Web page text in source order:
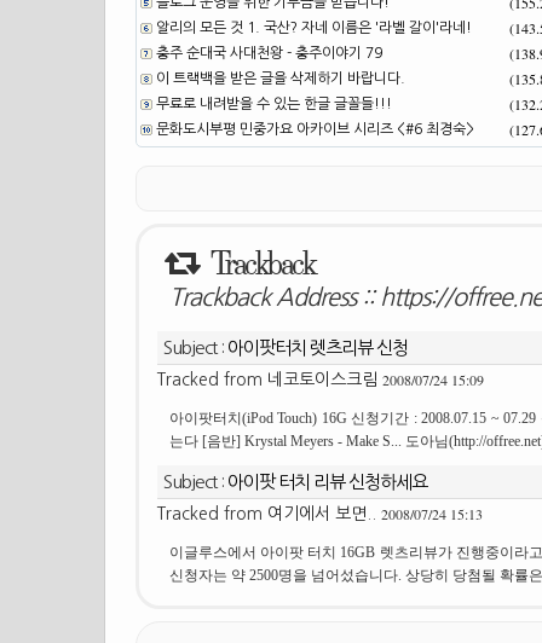
알리의 모든 것 1. 국산? 자네 이름은 '라벨 갈이'라네!
충주 순대국 사대천왕 - 충주이야기 79
이 트랙백을 받은 글을 삭제하기 바랍니다.
무료로 내려받을 수 있는 한글 글꼴들!!!
문화도시부평 민중가요 아카이브 시리즈 <#6 최경숙>
Trackback
Trackback Address :: https://
Subject : 아이팟터치 렛츠리뷰 신청
Tracked from 네코토이스크림 2008/07/24 15:09
아이팟터치(iPod Touch) 16G 신청기간 : 2008.07.15 ~
는다 [음반] Krystal Meyers - Make S... 도아님(http://
Subject : 아이팟 터치 리뷰 신청하세요
Tracked from 여기에서 보면.. 2008/07/24 15:13
이글루스에서 아이팟 터치 16GB 렛츠리뷰가 진행중이라
신청자는 약 2500명을 넘어섰습니다. 상당히 당첨될 확률